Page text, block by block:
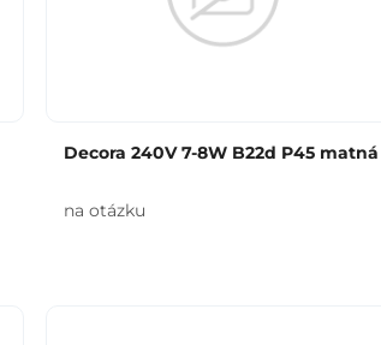
Decora 240V 7-8W B22d P45 matná
na otázku